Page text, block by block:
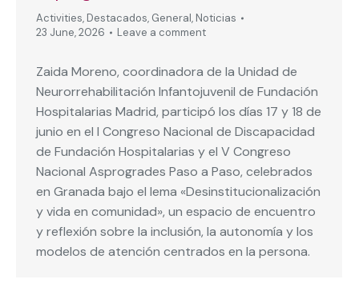
Activities, Destacados, General, Noticias
23 June, 2026
Leave a comment
Zaida Moreno, coordinadora de la Unidad de
Neurorrehabilitación Infantojuvenil de Fundación
Hospitalarias Madrid, participó los días 17 y 18 de
junio en el I Congreso Nacional de Discapacidad
de Fundación Hospitalarias y el V Congreso
Nacional Asprogrades Paso a Paso, celebrados
en Granada bajo el lema «Desinstitucionalización
y vida en comunidad», un espacio de encuentro
y reflexión sobre la inclusión, la autonomía y los
modelos de atención centrados en la persona.